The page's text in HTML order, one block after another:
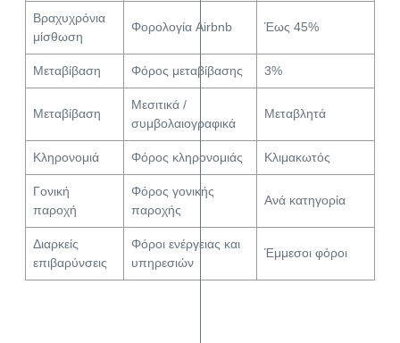
Βραχυχρόνια
μίσθωση
Φορολογία Airbnb Έως 45%
Μεταβίβαση Φόρος μεταβίβασης 3%
Μεταβίβαση
Μεσιτικά /
συμβολαιογραφικά
Μεταβλητά
Κληρονομιά Φόρος κληρονομιάς Κλιμακωτός
Γονική
παροχή
Φόρος γονικής
παροχής
Ανά κατηγορία
Διαρκείς
επιβαρύνσεις
Φόροι ενέργειας και
υπηρεσιών
Έμμεσοι φόροι